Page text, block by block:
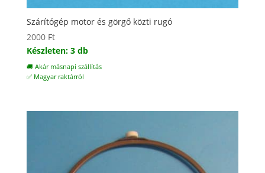
Szárítógép motor és görgő közti rugó
2000 Ft
Készleten: 3 db
🚚 Akár másnapi szállítás
✅ Magyar raktárról